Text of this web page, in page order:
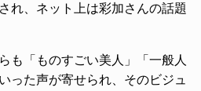
れ、ネット上は彩加さんの話題
も「ものすごい美人」「一般人
った声が寄せられ、そのビジュ